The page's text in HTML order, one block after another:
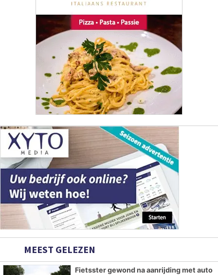
MEEST GELEZEN
Fietsster gewond na aanrijding met auto